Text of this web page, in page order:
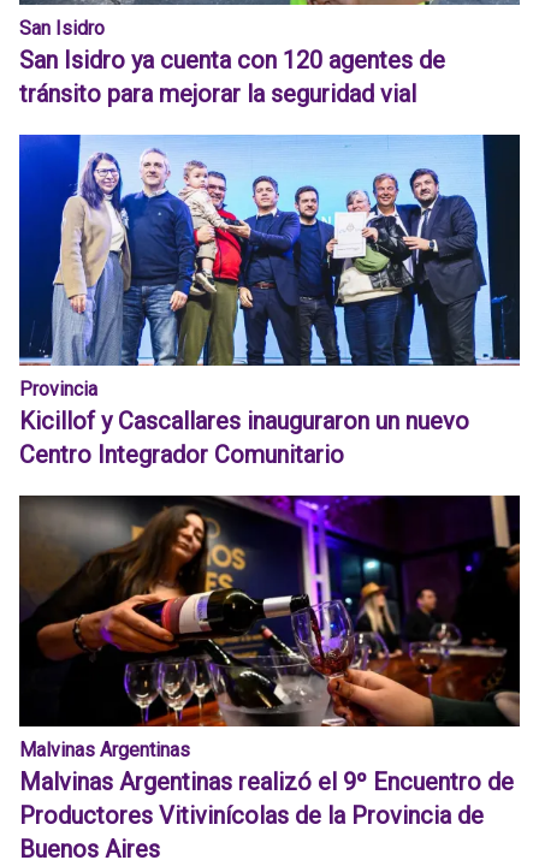
San Isidro
San Isidro ya cuenta con 120 agentes de
tránsito para mejorar la seguridad vial
Provincia
Kicillof y Cascallares inauguraron un nuevo
Centro Integrador Comunitario
Malvinas Argentinas
Malvinas Argentinas realizó el 9º Encuentro de
Productores Vitivinícolas de la Provincia de
Buenos Aires